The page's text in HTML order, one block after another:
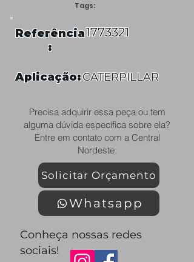
Tags:
Referência
:
1773321
Aplicação:CATERPILLAR
Precisa adquirir essa peça ou tem
alguma dúvida específica sobre ela?
Entre em contato com a Central
Nordeste.
Solicitar Orçamento
Whatsapp
Conheça nossas redes
sociais!